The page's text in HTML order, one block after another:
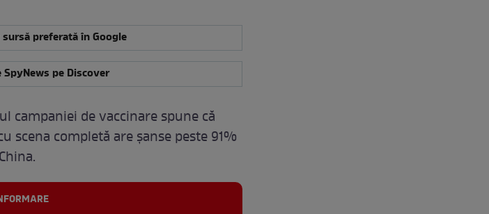
preferată în Google
pe Discover
campaniei de vaccinare spune că
scena completă are șanse peste 91%